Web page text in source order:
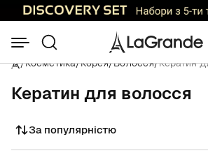
/Косметика/Корея/Волосся/Кератин
Кератин для волосся
Сортувати
За популярністю